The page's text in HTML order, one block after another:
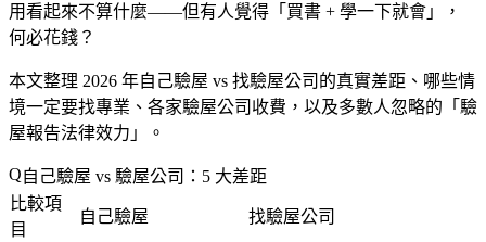
用看起來不算什麼——但有人覺得「 買書 + 學一下就會 」，
何必花錢？
本文整理 2026 年自己驗屋 vs 找驗屋公司的真實差距、哪些情
境一定要找專業、各家驗屋公司收費，以及多數人忽略的「 驗
屋報告法律效力 」。
自己驗屋 vs 驗屋公司：5 大差距
比較項
目
自己驗屋 找驗屋公司